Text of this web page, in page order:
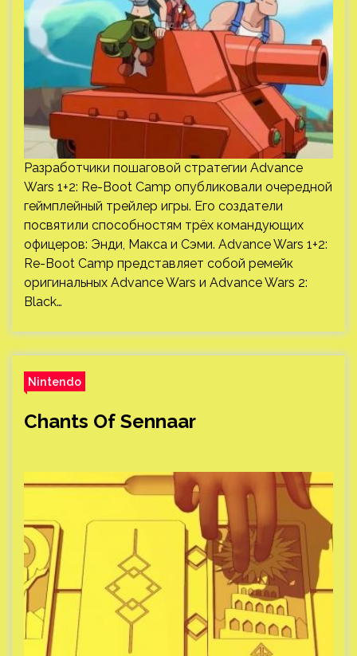
Разработчики пошаговой стратегии Advance
Wars 1+2: Re-Boot Camp опубликовали очередной
геймплейный трейлер игры. Его создатели
посвятили способностям трёх командующих
офицеров: Энди, Макса и Сэми. Advance Wars 1+2:
Re-Boot Camp представляет собой ремейк
оригинальных Advance Wars и Advance Wars 2:
Black…
Nintendo
Chants Of Sennaar